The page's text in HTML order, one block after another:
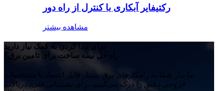
رکتیفایر آبکاری با کنترل از راه دور
مشاهده بیشتر
برای پیدا کردن به کمک نیاز دارید
راه حل نیمه ساخت برای تامین برق؟
ما نیاز شما به راهکارهای برق بسیار قابل اعتماد با مشخصات
خروجی دقیق را درک می‌کنیم. برای پشتیبانی فنی، دریافت